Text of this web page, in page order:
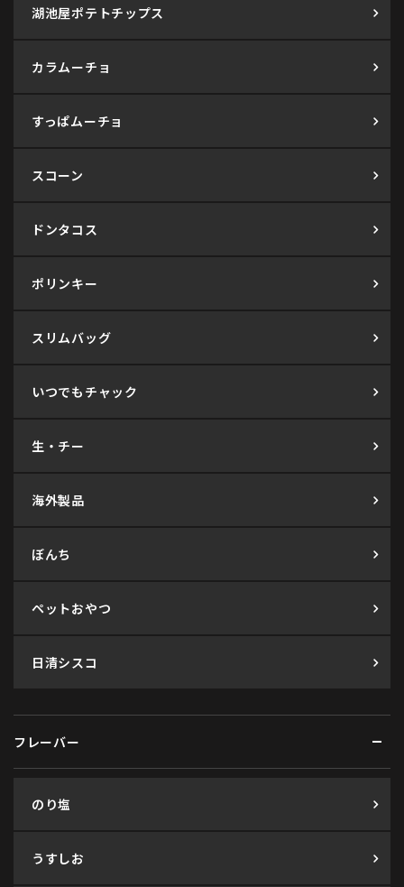
湖池屋ポテトチップス
カラムーチョ
すっぱムーチョ
スコーン
ドンタコス
ポリンキー
スリムバッグ
いつでもチャック
生・チー
海外製品
ぼんち
ペットおやつ
日清シスコ
フレーバー
のり塩
うすしお